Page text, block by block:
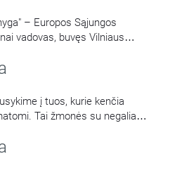
– Europos Sąjungos
vadovas, buvęs Vilniaus
Kęstutis Lančinskas.
į tuos, kurie kenčia
Tai žmonės su negalia.
– Aušra Stančikienė,